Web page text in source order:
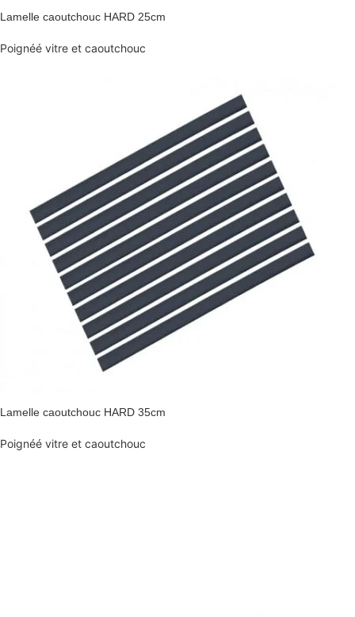
Lamelle caoutchouc HARD 25cm
Poignéé vitre et caoutchouc
Lamelle caoutchouc HARD 35cm
Poignéé vitre et caoutchouc